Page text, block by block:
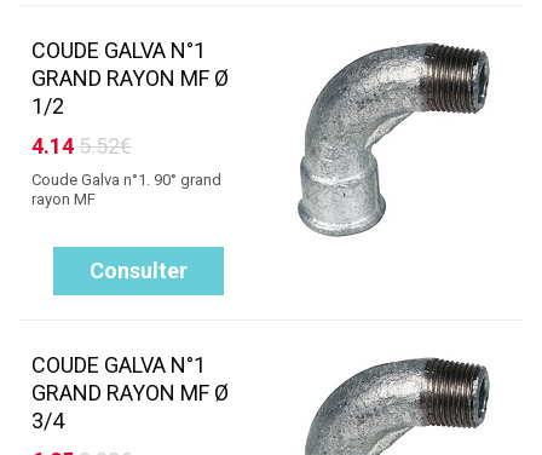
COUDE GALVA N°1
GRAND RAYON MF Ø
1/2
4.145.52€
Coude Galva n°1. 90° grand
rayon MF
Consulter
COUDE GALVA N°1
GRAND RAYON MF Ø
3/4